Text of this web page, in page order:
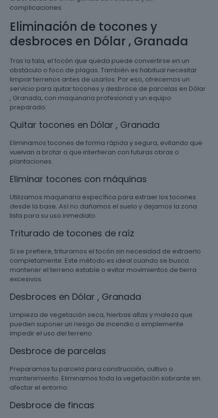
complicaciones.
Eliminación de tocones y
desbroces en Dólar , Granada
Tras la tala, el tocón que queda puede convertirse en un
obstáculo o foco de plagas. También es habitual necesitar
limpiar terrenos antes de usarlos. Por eso, ofrecemos un
servicio para quitar tocones y desbroce de parcelas en Dólar
, Granada, con maquinaria profesional y un equipo
preparado.
Quitar tocones en Dólar , Granada
Eliminamos tocones de forma rápida y segura, evitando que
vuelvan a brotar o que interfieran con futuras obras o
plantaciones.
Eliminar tocones con máquinas
Utilizamos maquinaria específica para extraer los tocones
desde la base. Así no dañamos el suelo y dejamos la zona
lista para su uso inmediato.
Triturado de tocones de raíz
Si se prefiere, trituramos el tocón sin necesidad de extraerlo
completamente. Este método es ideal cuando se busca
mantener el terreno estable o evitar movimientos de tierra
excesivos.
Desbroces en Dólar , Granada
Limpieza de vegetación seca, hierbas altas y maleza que
pueden suponer un riesgo de incendio o simplemente
impedir el uso del terreno.
Desbroce de parcelas
Preparamos tu parcela para construcción, cultivo o
mantenimiento. Eliminamos toda la vegetación sobrante sin
afectar el entorno.
Desbroce de fincas